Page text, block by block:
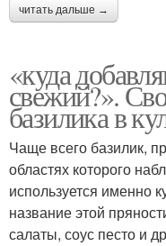
читать дальше →
«куда
свежий?».
базилика в
Чаще всего базилик,
областях которого
используется именно
название этой
салаты, соус песто и